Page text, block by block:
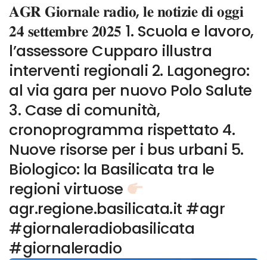
𝐀𝐆𝐑 𝐆𝐢𝐨𝐫𝐧𝐚𝐥𝐞 𝐫𝐚𝐝𝐢𝐨, 𝐥𝐞 𝐧𝐨𝐭𝐢𝐳𝐢𝐞 𝐝𝐢 𝐨𝐠𝐠𝐢
𝟐𝟒 𝐬𝐞𝐭𝐭𝐞𝐦𝐛𝐫𝐞 𝟐𝟎𝟐𝟓 1. Scuola e lavoro,
l’assessore Cupparo illustra
interventi regionali 2. Lagonegro:
al via gara per nuovo Polo Salute
3. Case di comunità,
cronoprogramma rispettato 4.
Nuove risorse per i bus urbani 5.
Biologico: la Basilicata tra le
regioni virtuose
agr.regione.basilicata.it #agr
#giornaleradiobasilicata
#giornaleradio